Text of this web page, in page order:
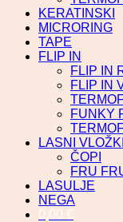
KERATINSKI
MICRORING
TAPE
FLIP IN
FLIP IN
FLIP IN
FUNKY
LASNI VLOŽKI
ČOPI
FRU
LASULJE
NEGA
0,00 €